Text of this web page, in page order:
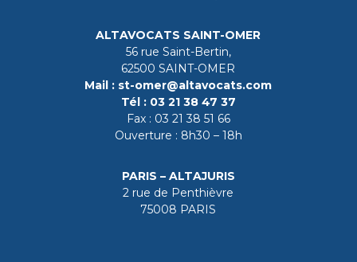
ALTAVOCATS SAINT-OMER
56 rue Saint-Bertin,
62500 SAINT-OMER
Mail : st-omer@altavocats.com
Tél : 03 21 38 47 37
Fax : 03 21 38 51 66
Ouverture : 8h30 – 18h
PARIS – ALTAJURIS
2 rue de Penthièvre
75008 PARIS